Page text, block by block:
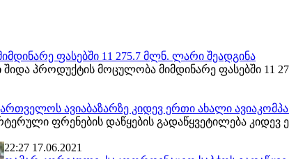
ფასებში 11 275.7 მლნ. ლარი შეადგინა
პროდუქტის მოცულობა მიმდინარე ფასებში
ავიაბაზარზე კიდევ ერთი ახალი
ფრენების დაწყების გადაწყვეტილება კიდევ
22:27 17.06.2021